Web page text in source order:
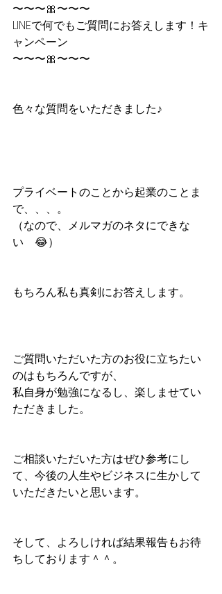
〜〜〜🎀〜〜〜
LINEで何でもご質問にお答えします！キ
ャンペーン
〜〜〜🎀〜〜〜
色々な質問をいただきました♪
プライベートのことから起業のことま
で、、、。
（なので、メルマガのネタにできな
い　😂）
もちろん私も真剣にお答えします。
ご質問いただいた方のお役に立ちたい
のはもちろんですが、
私自身が勉強になるし、楽しませてい
ただきました。
ご相談いただいた方はぜひ参考にし
て、今後の人生やビジネスに生かして
いただきたいと思います。
そして、よろしければ結果報告もお待
ちしております＾＾。